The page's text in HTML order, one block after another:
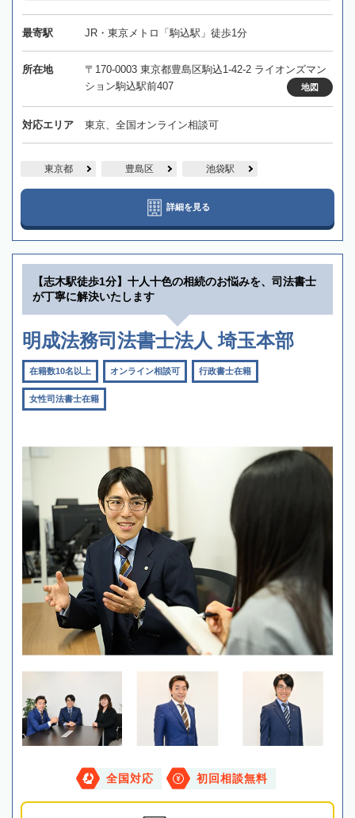
最寄駅 JR・東京メトロ「駒込駅」徒歩1分
所在地
〒170-0003 東京都豊島区駒込1-42-2 ライオンズマン
ション駒込駅前407
地図
対応エリア 東京、全国オンライン相談可
東京都 豊島区 池袋駅
詳細を見る
【志木駅徒歩1分】十人十色の相続のお悩みを、司法書士
が丁寧に解決いたします
明成法務司法書士法人 埼玉本部
在籍数10名以上 オンライン相談可 行政書士在籍
女性司法書士在籍
全国対応 初回相談無料